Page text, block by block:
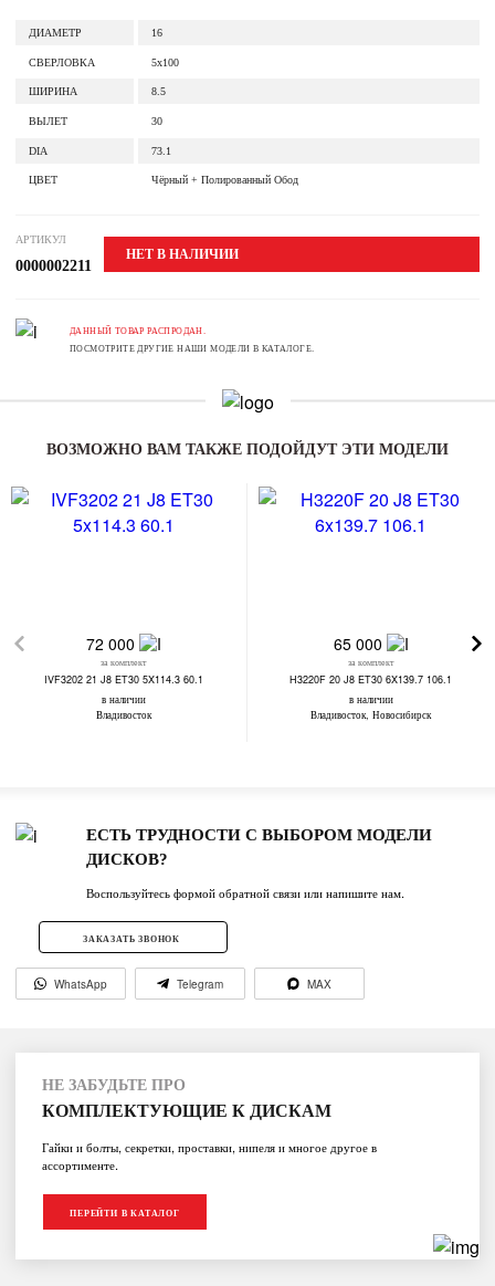
ДИАМЕТР 16
СВЕРЛОВКА 5x100
ШИРИНА 8.5
ВЫЛЕТ 30
DIA 73.1
ЦВЕТ Чёрный + Полированный Обод
АРТИКУЛ
0000002211
НЕТ В НАЛИЧИИ
ДАННЫЙ ТОВАР РАСПРОДАН.
ПОСМОТРИТЕ ДРУГИЕ НАШИ МОДЕЛИ В КАТАЛОГЕ.
ВОЗМОЖНО ВАМ ТАКЖЕ ПОДОЙДУТ ЭТИ МОДЕЛИ
72 000
за комплект
IVF3202 21 J8 ET30 5X114.3 60.1
в наличии
Владивосток
65 000
за комплект
H3220F 20 J8 ET30 6X139.7 106.1
в наличии
Владивосток, Новосибирск
ЕСТЬ ТРУДНОСТИ С ВЫБОРОМ МОДЕЛИ
ДИСКОВ?
Воспользуйтесь формой обратной связи или напишите нам.
ЗАКАЗАТЬ ЗВОНОК
WhatsApp Telegram MAX
НЕ ЗАБУДЬТЕ ПРО
КОМПЛЕКТУЮЩИЕ К ДИСКАМ
Гайки и болты, секретки, проставки, нипеля и многое другое в
ассортименте.
ПЕРЕЙТИ В КАТАЛОГ